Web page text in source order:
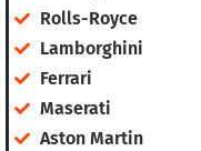
Rolls-Royce
Lamborghini
Ferrari
Maserati
Aston Martin